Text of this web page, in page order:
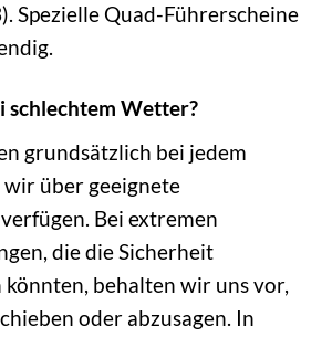
Spezielle Quad-Führerscheine
schlechtem Wetter?
grundsätzlich bei jedem
über geeignete
Bei extremen
die die Sicherheit
behalten wir uns vor,
oder abzusagen. In